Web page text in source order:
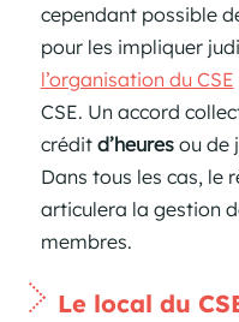
cependant possible
pour les impliquer
l’organisation du CSE
CSE. Un accord
crédit d’heuresou de
Dans tous les cas, le
articulera la gestion
membres.
Le local du